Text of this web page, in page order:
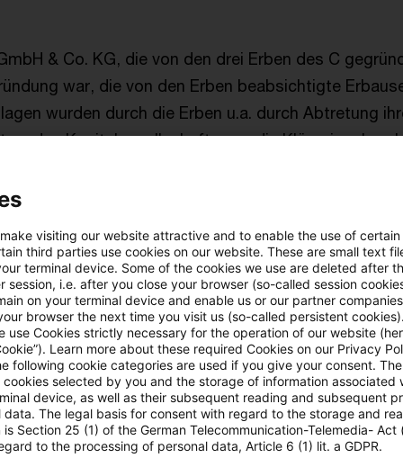
& Co. KG, die von den drei Erben des C
war, die von den Erben beabsichtigte
wurden durch die Erben u.a. durch Abtretung
Kapitalgesellschaften an die Klägerin
teils aus dem Nachlass des C (insgesamt
aus eigenem Vermögen der Erben. Keiner der
95 % an der Klägerin oder an den
beteiligt. Durch die Einbringungen wurde, was
nach § 1 Abs. 3 Nr. 1
verwirklicht. Die Klägerin begehrte hierfür die
§ 6a GrEStG.
Hessischen Finanzgerichts lagen die
visiting our website attractive and to enable the use of
third parties use cookies on our website. These are small text
terminal device. Some of the cookies we use are deleted after
session, i.e. after you close your browser (so-called session
on your terminal device and enable us or our partner
browser the next time you visit us (so-called persistent
use Cookies strictly necessary for the operation of our website
Learn more about these required Cookies on our Privacy
following cookie categories are used if you give your consent.
cookies selected by you and the storage of information associated
device, as well as their subsequent reading and subsequent
data. The legal basis for consent with regard to the storage and
is Section 25 (1) of the German Telecommunication-Telemedia- Act
to the processing of personal data, Article 6 (1) lit. a GDPR.